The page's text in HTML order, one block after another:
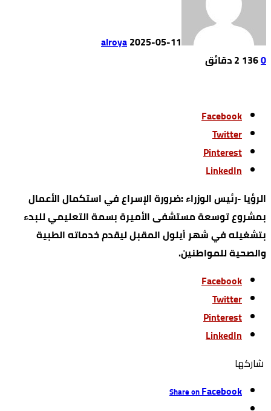
alroya2025-05-11
0
136 2 ‫دقائق‬
Facebook
Twitter
Pinterest
LinkedIn
الرؤيا -‏رئيس الوزراء :ضرورة الإسراع في استكمال الأعمال
بمشروع توسعة مستشفى الأميرة بسمة التعليمي للبدء
بتشغيله في شهر أيلول المقبل ليقدم خدماته الطبية
والصحية للمواطنين.
Facebook
Twitter
Pinterest
LinkedIn
‫‫ شاركها‬
Share onFacebook